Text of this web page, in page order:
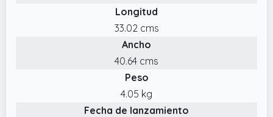
para escaneos más rápidos
✔️ Compra tu impresora HP DeskJet y llévate
6 meses de impresión gratis al registrarte en
HP Instant Ink. Válida del 17/12/2025 al
Longitud
33.02 cms
Ancho
40.64 cms
Peso
4.05 kg
Fecha de lanzamiento